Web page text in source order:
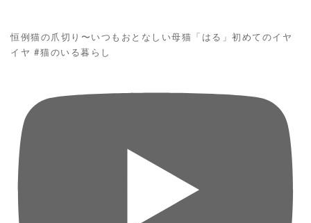
恒例猫の爪切り〜いつもおとなしい母猫「はる」初めてのイヤ
イヤ #猫のいる暮らし